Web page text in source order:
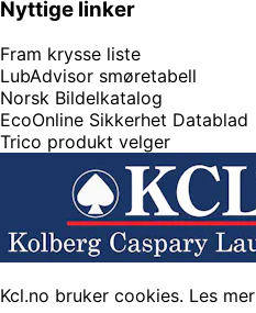
Nyttige linker
Fram krysse liste
LubAdvisor smøretabell
Norsk Bildelkatalog
EcoOnline Sikkerhet Datablad
Trico produkt velger
Kcl.no bruker cookies. Les mer